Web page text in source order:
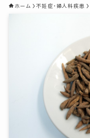
ホーム 不妊症・婦人科疾患